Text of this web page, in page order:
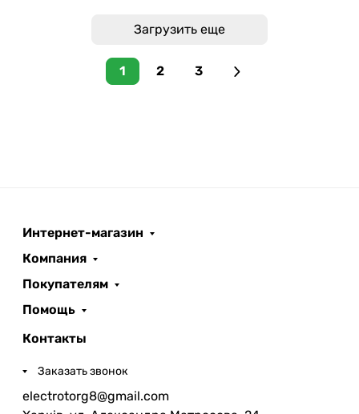
Загрузить еще
1 2 3
Интернет-магазин
Компания
Покупателям
Помощь
Контакты
Заказать звонок
electrotorg8@gmail.com